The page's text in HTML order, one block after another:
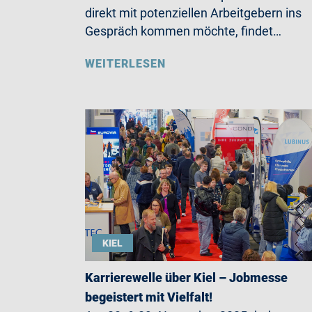
direkt mit potenziellen Arbeitgebern ins
Gespräch kommen möchte, findet…
WEITERLESEN
KIEL
Karrierewelle über Kiel – Jobmesse
begeistert mit Vielfalt!